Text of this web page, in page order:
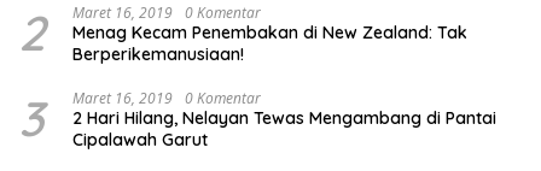
2 Maret 16, 2019 0 Komentar
Menag Kecam Penembakan di New Zealand: Tak
Berperikemanusiaan!
3 Maret 16, 2019 0 Komentar
2 Hari Hilang, Nelayan Tewas Mengambang di Pantai
Cipalawah Garut